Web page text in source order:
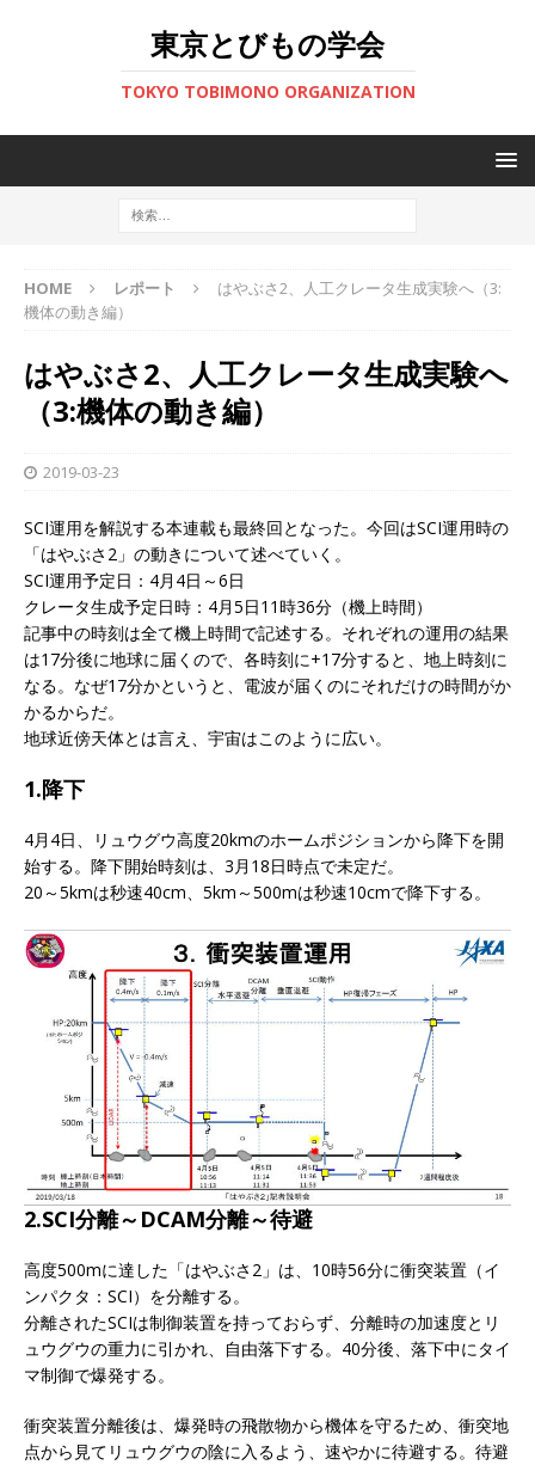
東京とびもの学会
TOKYO TOBIMONO ORGANIZATION
HOME レポート
はやぶさ2、人工クレータ生成実験へ（3:
機体の動き編）
はやぶさ2、人工クレータ生成実験へ
（3:機体の動き編）
2019-03-23
SCI運用を解説する本連載も最終回となった。今回はSCI運用時の
「はやぶさ2」の動きについて述べていく。
SCI運用予定日：4月4日～6日
クレータ生成予定日時：4月5日11時36分（機上時間）
記事中の時刻は全て機上時間で記述する。それぞれの運用の結果
は17分後に地球に届くので、各時刻に+17分すると、地上時刻に
なる。なぜ17分かというと、電波が届くのにそれだけの時間がか
かるからだ。
地球近傍天体とは言え、宇宙はこのように広い。
1.降下
4月4日、リュウグウ高度20kmのホームポジションから降下を開
始する。降下開始時刻は、3月18日時点で未定だ。
20～5kmは秒速40cm、5km～500mは秒速10cmで降下する。
2.SCI分離～DCAM分離～待避
高度500mに達した「はやぶさ2」は、10時56分に衝突装置（イ
ンパクタ：SCI）を分離する。
分離されたSCIは制御装置を持っておらず、分離時の加速度とリ
ュウグウの重力に引かれ、自由落下する。40分後、落下中にタイ
マ制御で爆発する。
衝突装置分離後は、爆発時の飛散物から機体を守るため、衝突地
点から見てリュウグウの陰に入るよう、速やかに待避する。待避